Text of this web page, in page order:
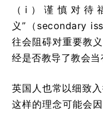
（i）谨慎对待
义”（secondary
往会阻碍对重要教
经是否教导了教会当
英国人也常以细致
这样的理念可能会